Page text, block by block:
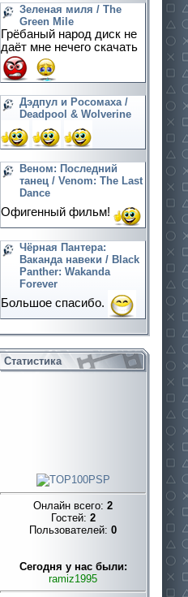
Зеленая миля / The
Green Mile
Грёбаный народ диск не
даёт мне нечего скачать
Дэдпул и Росомаха /
Deadpool & Wolverine
Веном: Последний
танец / Venom: The Last
Dance
Офигенный фильм!
Чёрная Пантера:
Ваканда навеки / Black
Panther: Wakanda
Forever
Большое спасибо.
Статистика
Онлайн всего: 2
Гостей: 2
Пользователей: 0
Cегодня у нас были:
ramiz1995